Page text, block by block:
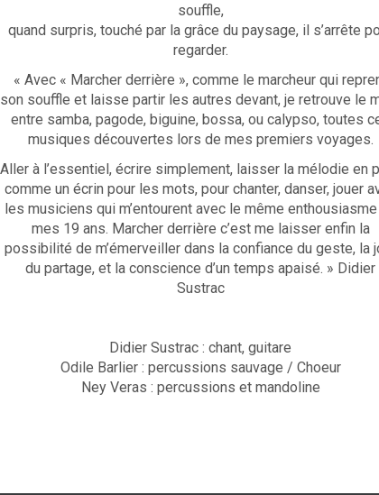
souffle,
quand surpris, touché par la grâce du paysage, il s’arrête
regarder.
« Avec « Marcher derrière », comme le marcheur qui
son souffle et laisse partir les autres devant, je retrouve le
entre samba, pagode, biguine, bossa, ou calypso, toutes
musiques découvertes lors de mes premiers voyages.
Aller à l’essentiel, écrire simplement, laisser la mélodie en
comme un écrin pour les mots, pour chanter, danser, jouer
les musiciens qui m’entourent avec le même
mes 19 ans. Marcher derrière c’est me laisser enfin la
possibilité de m’émerveiller dans la confiance du geste, la
du partage, et la conscience d’un temps apaisé. » Didier
Sustrac
Didier Sustrac : chant, guitare
Odile Barlier : percussions sauvage / Choeur
Ney Veras : percussions et mandoline